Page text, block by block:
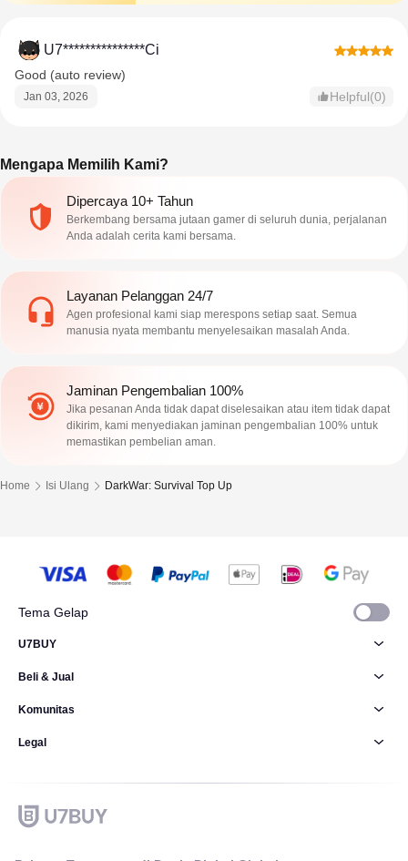
U7***************Ci
Good (auto review)
Jan 03, 2026 Helpful(0)
Mengapa Memilih Kami?
Dipercaya 10+ Tahun
Berkembang bersama jutaan gamer di seluruh dunia, perjalanan
Anda adalah cerita kami bersama.
Layanan Pelanggan 24/7
Agen profesional kami siap merespons setiap saat. Semua
manusia nyata membantu menyelesaikan masalah Anda.
Jaminan Pengembalian 100%
Jika pesanan Anda tidak dapat diselesaikan atau item tidak dapat
dikirim, kami menyediakan jaminan pengembalian 100% untuk
memastikan pembelian aman.
Home Isi Ulang DarkWar: Survival Top Up
Tema Gelap
U7BUY
Beli & Jual
Komunitas
Legal